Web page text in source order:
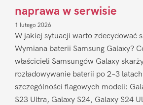
naprawa w serwisie
1 lutego 2026
W jakiej sytuacji warto zdecydować
Wymiana baterii Samsung Galaxy?
właścicieli Samsungów Galaxy
rozładowywanie baterii po 2–3
szczególności flagowych modeli:
S23 Ultra, Galaxy S24, Galaxy S24